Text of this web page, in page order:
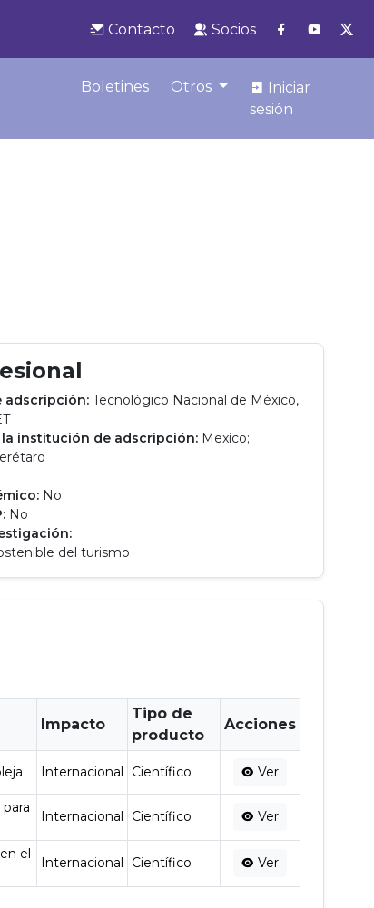
Contacto Socios
Boletines Otros
Iniciar
sesión
adscripción:Tecnológico Nacional de México,
institución de adscripción:Mexico;
No
No
del turismo
Impacto
Tipo de
producto
Acciones
Internacional Científico Ver
Internacional Científico Ver
el
Internacional Científico Ver